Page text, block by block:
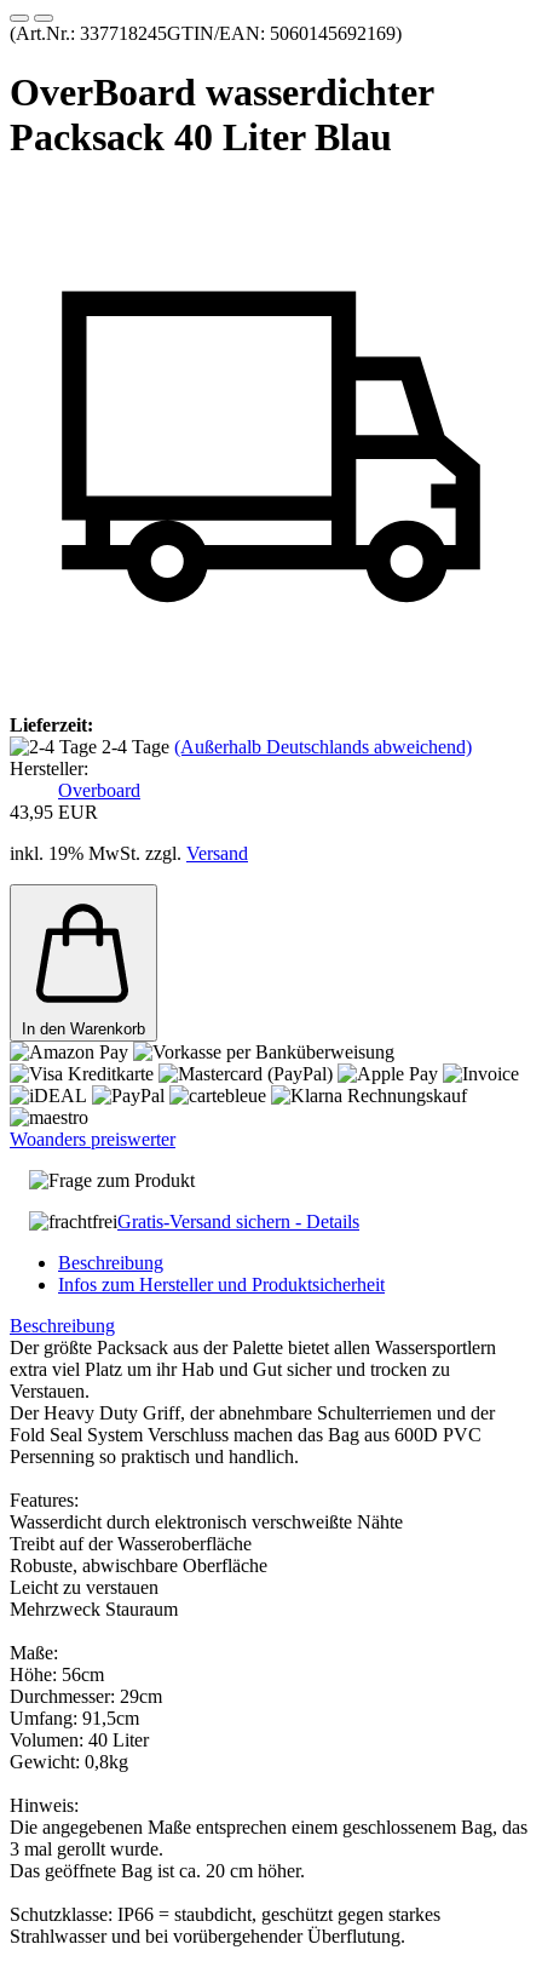
(Art.Nr.: 337718245GTIN/EAN: 5060145692169)
OverBoard wasserdichter
Packsack 40 Liter Blau
Lieferzeit:
2-4 Tage (Außerhalb Deutschlands abweichend)
Hersteller:
Overboard
43,95 EUR
inkl. 19% MwSt. zzgl. Versand
In den Warenkorb
Woanders preiswerter
Frage zum Produkt
Gratis-Versand sichern - Details
Beschreibung
Infos zum Hersteller und Produktsicherheit
Beschreibung
Der größte Packsack aus der Palette bietet allen Wassersportlern
extra viel Platz um ihr Hab und Gut sicher und trocken zu
Verstauen.
Der Heavy Duty Griff, der abnehmbare Schulterriemen und der
Fold Seal System Verschluss machen das Bag aus 600D PVC
Persenning so praktisch und handlich.
Features:
Wasserdicht durch elektronisch verschweißte Nähte
Treibt auf der Wasseroberfläche
Robuste, abwischbare Oberfläche
Leicht zu verstauen
Mehrzweck Stauraum
Maße:
Höhe: 56cm
Durchmesser: 29cm
Umfang: 91,5cm
Volumen: 40 Liter
Gewicht: 0,8kg
Hinweis:
Die angegebenen Maße entsprechen einem geschlossenem Bag, das
3 mal gerollt wurde.
Das geöffnete Bag ist ca. 20 cm höher.
Schutzklasse: IP66 = staubdicht, geschützt gegen starkes
Strahlwasser und bei vorübergehender Überflutung.